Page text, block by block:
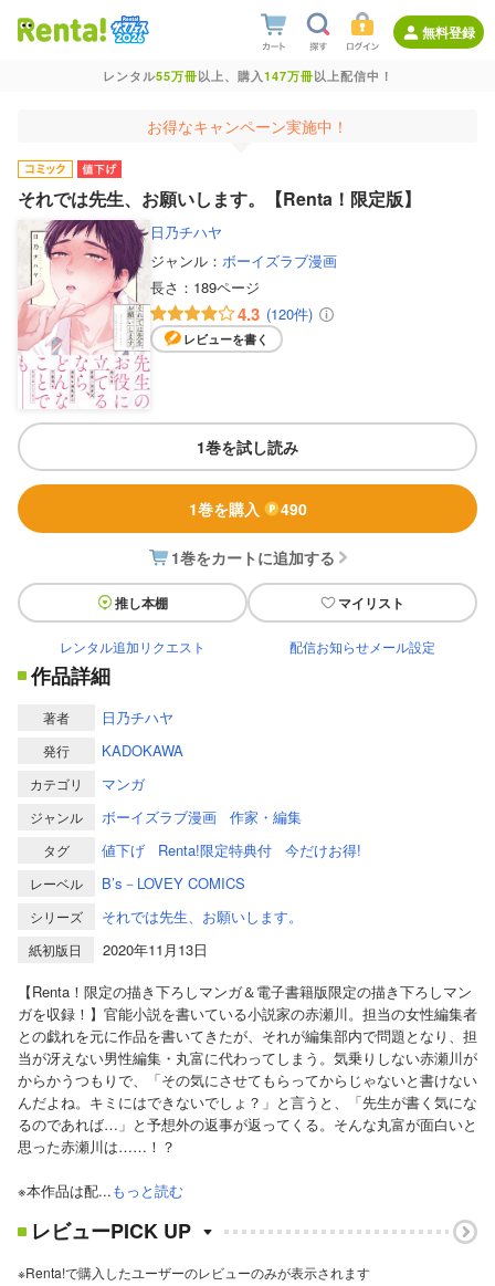
無料登録
レンタル55万冊以上、購入147万冊以上配信中！
お得なキャンペーン実施中！
それでは先生、お願いします。【Renta！限定版】
日乃チハヤ
ジャンル： ボーイズラブ漫画
長さ： 189ページ
4.3 (120件)
レビューを書く
1巻を試し読み
1巻を購入 490
1巻をカートに追加する
推し本棚 マイリスト
レンタル追加リクエスト 配信お知らせメール設定
作品詳細
著者 日乃チハヤ
発行 KADOKAWA
カテゴリ マンガ
ジャンル ボーイズラブ漫画 作家・編集
タグ 値下げ Renta!限定特典付 今だけお得!
レーベル B’s－LOVEY COMICS
シリーズ それでは先生、お願いします。
紙初版日
2020年11月13日
【Renta！限定の描き下ろしマンガ＆電子書籍版限定の描き下ろしマン
ガを収録！】官能小説を書いている小説家の赤瀬川。担当の女性編集者
との戯れを元に作品を書いてきたが、それが編集部内で問題となり、担
当が冴えない男性編集・丸富に代わってしまう。気乗りしない赤瀬川が
からかうつもりで、「その気にさせてもらってからじゃないと書けない
んだよね。キミにはできないでしょ？」と言うと、「先生が書く気にな
るのであれば…」と予想外の返事が返ってくる。そんな丸富が面白いと
思った赤瀬川は……！？
※本作品は配...もっと読む
レビューPICK UP
※Renta!で購入したユーザーのレビューのみが表示されます